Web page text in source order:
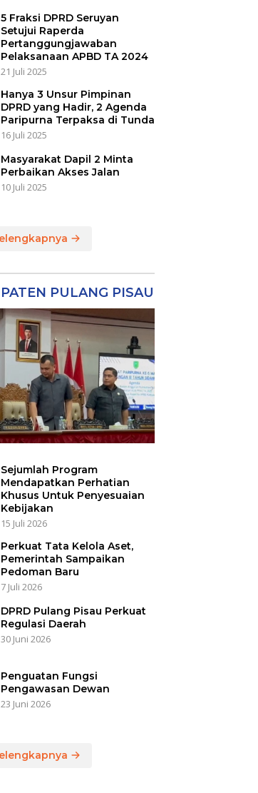
5 Fraksi DPRD Seruyan
Setujui Raperda
Pertanggungjawaban
Pelaksanaan APBD TA 2024
21 Juli 2025
Hanya 3 Unsur Pimpinan
DPRD yang Hadir, 2 Agenda
Paripurna Terpaksa di Tunda
16 Juli 2025
Masyarakat Dapil 2 Minta
Perbaikan Akses Jalan
10 Juli 2025
PULANG PISAU
Sejumlah Program
Mendapatkan Perhatian
Khusus Untuk Penyesuaian
Kebijakan
15 Juli 2026
Perkuat Tata Kelola Aset,
Pemerintah Sampaikan
Pedoman Baru
7 Juli 2026
DPRD Pulang Pisau Perkuat
Regulasi Daerah
30 Juni 2026
Penguatan Fungsi
Pengawasan Dewan
23 Juni 2026